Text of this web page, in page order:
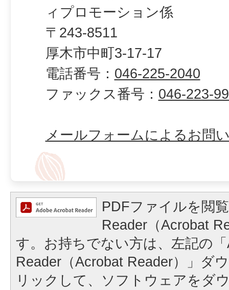
ィプロモーション係
〒243-8511
厚木市中町3-17-17
電話番号： 046-225-2040
ファックス番号： 046-223-
メールフォームによるお問
PDFファイルを閲
Reader（Acrobat
す。お持ちでない方は、左記の
Reader（Acrobat Reader）」ダ
リックして、ソフトウェアをダ